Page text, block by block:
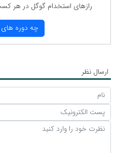
رازهای استخدام گوگل در هر
چه دوره
ارسال نظر